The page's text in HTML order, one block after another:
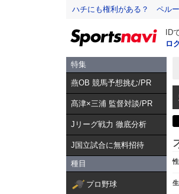
ハチにも権利がある？ ペル
ID
ロ
特集
燕OB 競馬予想挑む/PR
髙津×三浦 監督対談/PR
Jリーグ戦力 徹底分析
J国立試合に無料招待
種目
プロ野球